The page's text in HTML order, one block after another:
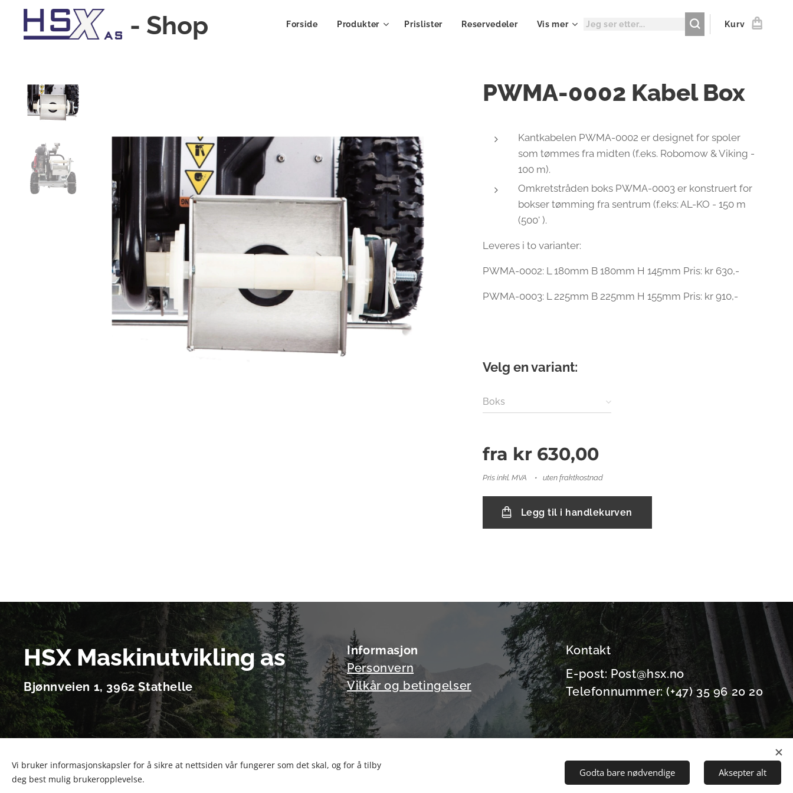
- Shop Forside Produkter Prislister Reservedeler Vis mer Kurv
PWMA-0002 Kabel Box
Kantkabelen PWMA-0002 er designet for spoler
som tømmes fra midten (f.eks. Robomow & Viking -
100 m).
Omkretstråden boks PWMA-0003 er konstruert for
bokser tømming fra sentrum (f.eks: AL-KO - 150 m
(500' ).
Leveres i to varianter:
PWMA-0002: L 180mm B 180mm H 145mm Pris: kr 630,-
PWMA-0003: L 225mm B 225mm H 155mm Pris: kr 910,-
Velg en variant:
Boks
fra kr 630,00
Pris inkl. MVA uten fraktkostnad
Legg til i handlekurven
HSX Maskinutvikling as
Bjønnveien 1, 3962 Stathelle
Informasjon
Personvern
Vilkår og betingelser
Kontakt
E-post: Post@hsx.no
Telefonnummer: (+47) 35 96 20 20
Vi bruker informasjonskapsler for å sikre at nettsiden vår fungerer som det skal, og for å tilby
deg best mulig brukeropplevelse.
Godta bare nødvendige Aksepter alt